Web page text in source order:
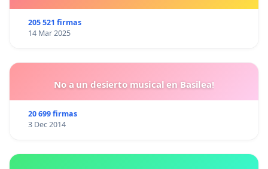
205 521 firmas
14 Mar 2025
No a un desierto musical en Basilea!
20 699 firmas
3 Dec 2014